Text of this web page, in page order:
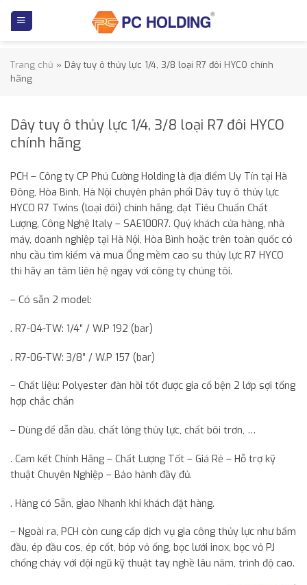
Trang chủ » Dây tuy ô thủy lực 1/4, 3/8 loại R7 đôi HYCO chính
hãng
Dây tuy ô thủy lực 1/4, 3/8 loại R7 đôi HYCO
chính hãng
PCH – Công ty CP Phú Cường Holding là địa điểm Uy Tín tại Hà
Đông, Hòa Bình, Hà Nội chuyên phân phối Dây tuy ô thủy lực
HYCO R7 Twins (loại đôi) chính hãng, đạt Tiêu Chuẩn Chất
Lượng, Công Nghệ Italy – SAE100R7. Quý khách cửa hàng, nhà
máy, doanh nghiệp tại Hà Nội, Hòa Bình hoặc trên toàn quốc có
nhu cầu tìm kiếm và mua Ống mềm cao su thủy lực R7 HYCO
thì hãy an tâm liên hệ ngay với công ty chúng tôi.
– Có sẵn 2 model:
. R7-04-TW: 1/4″ / W.P 192 (bar)
. R7-06-TW: 3/8″ / W.P 157 (bar)
– Chất liệu: Polyester đàn hồi tốt được gia cố bện 2 lớp sợi tổng
hợp chắc chắn
– Dùng để dẫn dầu, chất lỏng thủy lực, chất bôi trơn, …
. Cam kết Chính Hãng – Chất Lượng Tốt – Giá Rẻ – Hỗ trợ kỹ
thuật Chuyên Nghiệp – Bảo hành đầy đủ.
. Hàng có Sẵn, giao Nhanh khi khách đặt hàng.
– Ngoài ra, PCH còn cung cấp dịch vụ gia công thủy lực như bấm
đầu, ép đầu cos, ép cốt, bóp vỏ ống, bọc lưới inox, bọc vỏ PJ
chống cháy với đội ngũ kỹ thuật tay nghề lâu năm, trình độ cao.